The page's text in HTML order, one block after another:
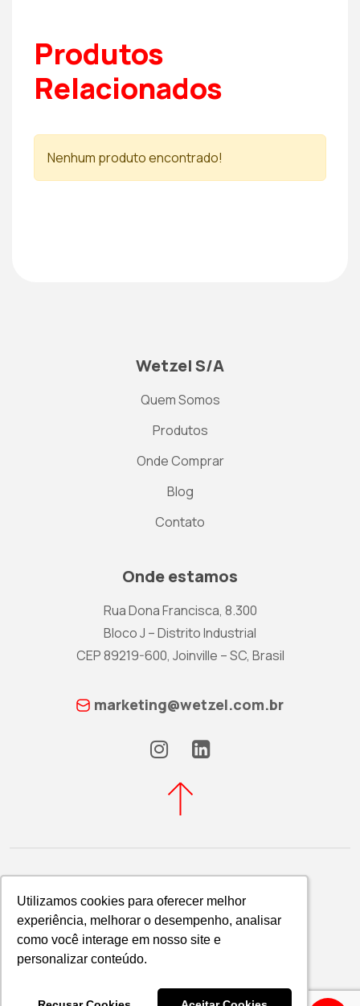
Utilizamos cookies para oferecer melhor
experiência, melhorar o desempenho, analisar
como você interage em nosso site e
personalizar conteúdo.
Utilizamos cookies para oferecer melhor
experiência, melhorar o desempenho, analisar
como você interage em nosso site e
personalizar conteúdo.
Produtos
Relacionados
Nenhum produto encontrado!
Wetzel S/A
Quem Somos
Produtos
Onde Comprar
Blog
Contato
Onde estamos
Rua Dona Francisca, 8.300
Bloco J – Distrito Industrial
CEP 89219-600, Joinville – SC, Brasil
marketing@wetzel.com.br
Política de Privacidade
WETZEL S/A © 2026